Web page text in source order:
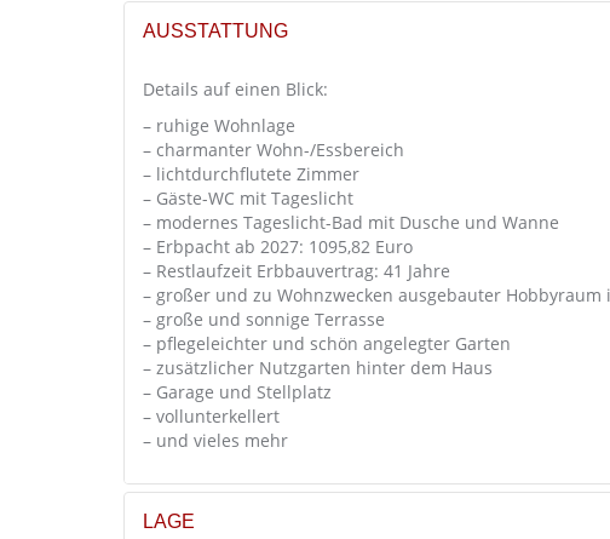
AUSSTATTUNG
Details auf einen Blick:
– ruhige Wohnlage
– charmanter Wohn-/Essbereich
– lichtdurchflutete Zimmer
– Gäste-WC mit Tageslicht
– modernes Tageslicht-Bad mit Dusche und Wanne
– Erbpacht ab 2027: 1095,82 Euro
– Restlaufzeit Erbbauvertrag: 41 Jahre
– großer und zu Wohnzwecken ausgebauter Hobbyraum
– große und sonnige Terrasse
– pflegeleichter und schön angelegter Garten
– zusätzlicher Nutzgarten hinter dem Haus
– Garage und Stellplatz
– vollunterkellert
– und vieles mehr
LAGE